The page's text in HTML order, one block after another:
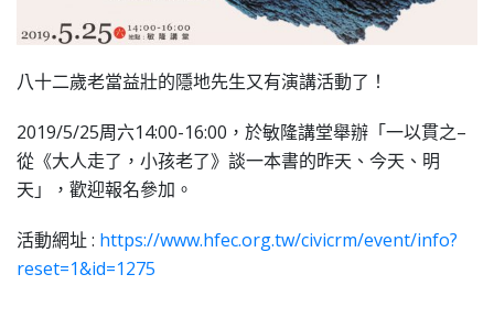
八十二歲老當益壯的隱地先生又有演講活動了！
2019/5/25周六14:00-16:00，於敏隆講堂舉辦「一以貫之–
從《大人走了，小孩老了》談一本書的昨天、今天、明
天」，歡迎報名參加。
活動網址 : https://www.hfec.org.tw/civicrm/event/info?
reset=1&id=1275